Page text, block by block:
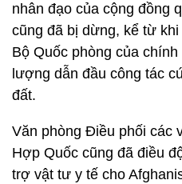
nhân đạo của cộng đồng
cũng đã bị dừng, kể từ
Bộ Quốc phòng của
lượng dẫn đầu công tác
đất.
Văn phòng Điều phối các
Hợp Quốc cũng đã điều
trợ vật tư y tế cho